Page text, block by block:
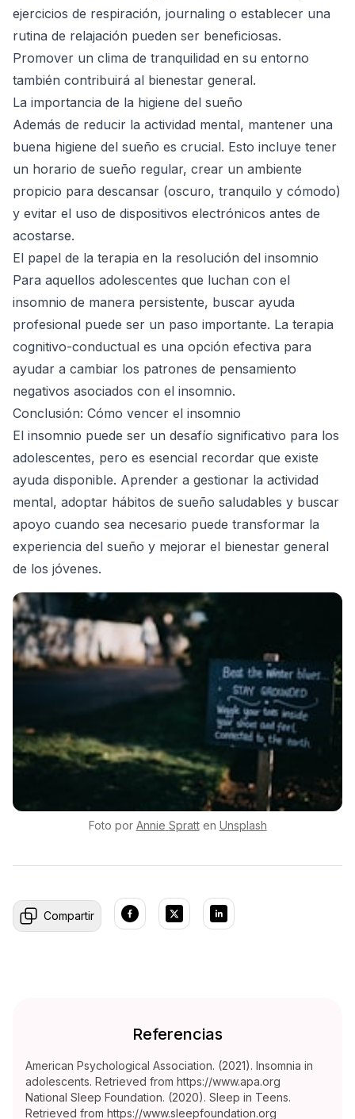
ejercicios de respiración, journaling o establecer una
rutina de relajación pueden ser beneficiosas.
Promover un clima de tranquilidad en su entorno
también contribuirá al bienestar general.
La importancia de la higiene del sueño
Además de reducir la actividad mental, mantener una
buena higiene del sueño es crucial. Esto incluye tener
un horario de sueño regular, crear un ambiente
propicio para descansar (oscuro, tranquilo y cómodo)
y evitar el uso de dispositivos electrónicos antes de
acostarse.
El papel de la terapia en la resolución del insomnio
Para aquellos adolescentes que luchan con el
insomnio de manera persistente, buscar ayuda
profesional puede ser un paso importante. La terapia
cognitivo-conductual es una opción efectiva para
ayudar a cambiar los patrones de pensamiento
negativos asociados con el insomnio.
Conclusión: Cómo vencer el insomnio
El insomnio puede ser un desafío significativo para los
adolescentes, pero es esencial recordar que existe
ayuda disponible. Aprender a gestionar la actividad
mental, adoptar hábitos de sueño saludables y buscar
apoyo cuando sea necesario puede transformar la
experiencia del sueño y mejorar el bienestar general
de los jóvenes.
Foto por Annie Spratt en Unsplash
Compartir
Referencias
American Psychological Association. (2021). Insomnia in
adolescents. Retrieved from https://www.apa.org
National Sleep Foundation. (2020). Sleep in Teens.
Retrieved from https://www.sleepfoundation.org